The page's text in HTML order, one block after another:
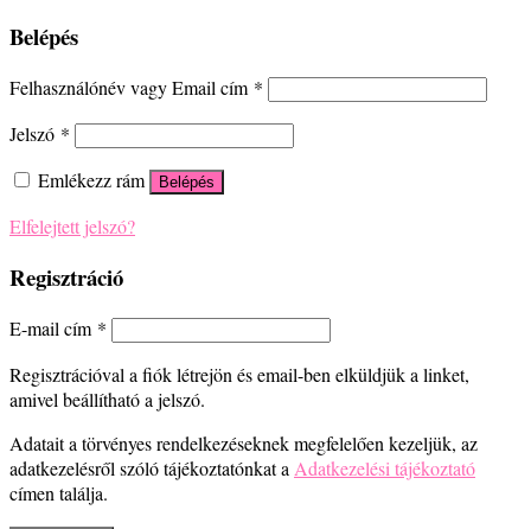
Belépés
Felhasználónév vagy Email cím *
Jelszó *
Emlékezz rám
Belépés
Elfelejtett jelszó?
Regisztráció
E-mail cím *
Regisztrációval a fiók létrejön és email-ben elküldjük a linket,
amivel beállítható a jelszó.
Adatait a törvényes rendelkezéseknek megfelelően kezeljük, az
adatkezelésről szóló tájékoztatónkat a Adatkezelési tájékoztató
címen találja.